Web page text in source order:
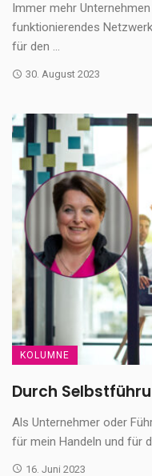
Immer mehr
funktionierendes
für den ...
30. August 2023
KOLUMNE
Durch
Als Unternehmer oder
für mein Handeln und für
16. Juni 2023